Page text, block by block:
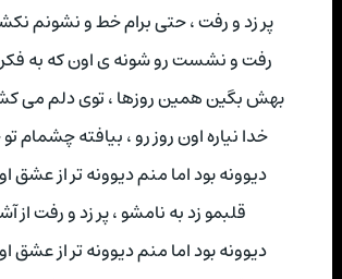
پر زد و رفت ، حتی برام خط و نشونم
رفت و نشست رو شونه ی اون که به
بهش بگین همین روزها ، توی دلم می
خدا نیاره اون روز رو ، بیافته
دیوونه بود اما منم دیوونه تر از عشق
قلبمو زد به نامشو ، پر زد و رفت از
دیوونه بود اما منم دیوونه تر از عشق